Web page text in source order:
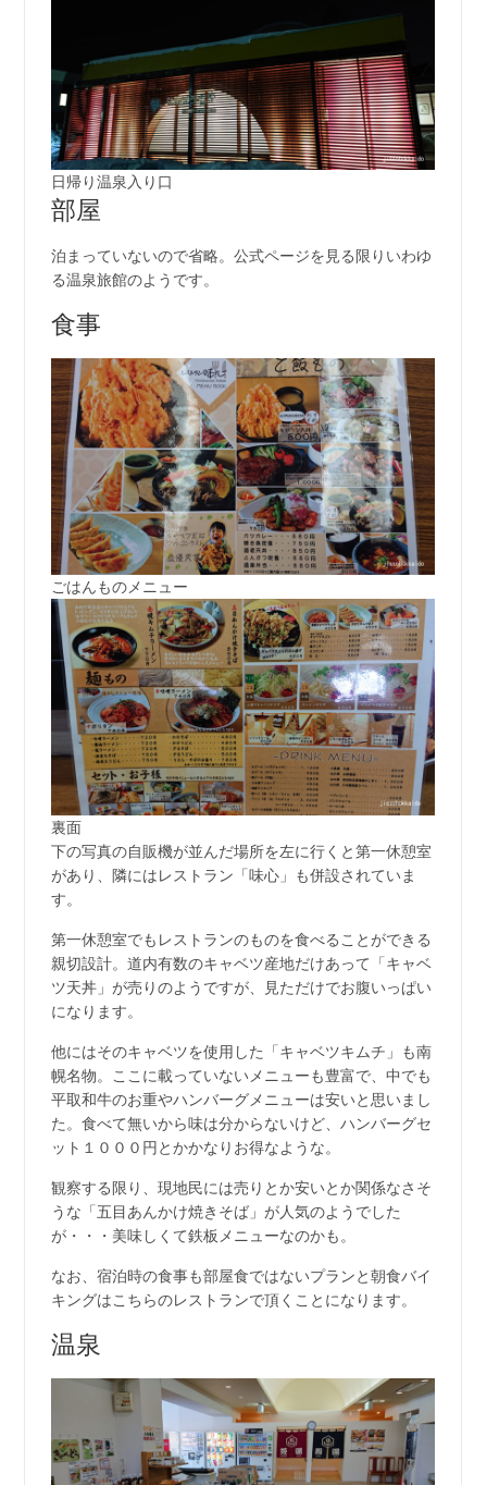
日帰り温泉入り口
部屋
泊まっていないので省略。公式ページを見る限りいわゆ
る温泉旅館のようです。
食事
ごはんものメニュー
裏面
下の写真の自販機が並んだ場所を左に行くと第一休憩室
があり、隣にはレストラン「味心」も併設されていま
す。
第一休憩室でもレストランのものを食べることができる
親切設計。道内有数のキャベツ産地だけあって「キャベ
ツ天丼」が売りのようですが、見ただけでお腹いっぱい
になります。
他にはそのキャベツを使用した「キャベツキムチ」も南
幌名物。ここに載っていないメニューも豊富で、中でも
平取和牛のお重やハンバーグメニューは安いと思いまし
た。食べて無いから味は分からないけど、ハンバーグセ
ット１０００円とかかなりお得なような。
観察する限り、現地民には売りとか安いとか関係なさそ
うな「五目あんかけ焼きそば」が人気のようでした
が・・・美味しくて鉄板メニューなのかも。
なお、宿泊時の食事も部屋食ではないプランと朝食バイ
キングはこちらのレストランで頂くことになります。
温泉